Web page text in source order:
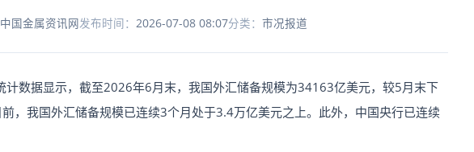
中国金属资讯网发布时间： 2026-07-08 08:07分类： 市况报道
数据显示，截至2026年6月末，我国外汇储备规模为34163亿美元，较5月末下
，我国外汇储备规模已连续3个月处于3.4万亿美元之上。此外，中国央行已连续